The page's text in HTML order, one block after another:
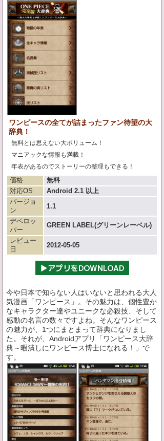
ワンピースの全てが詰まったファン待望の大
辞典！
無料とは思えない大ボリューム！
マニアックな情報も満載！
年表があるのでストーリーの整理もできる！
価格
無料
対応OS
Android 2.1 以上
バージョ
ン
1.1
デベロッ
パー
GREEN LABEL(グリーンレーベル)
レビュー
日
2012-05-05
今や日本で知らない人はいないと思われる大人
気漫画「ワンピース」。その魅力は、個性豊か
なキャラクター達やユニークな必殺技、そして
感動の名言の数々ですよね。そんなワンピース
の魅力が、1つにまとまって辞典になりまし
た。それが、Androidアプリ「ワンピース大辞
典～暇潰しにワンピース博士になれる！」で
す。